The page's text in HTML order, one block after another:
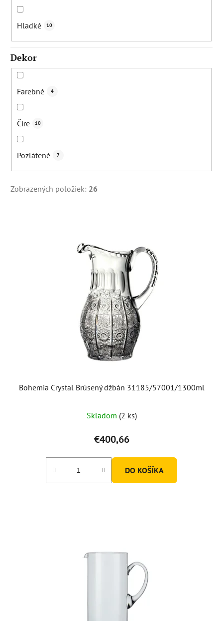
Hladké 10
Dekor
Farebné 4
Číre 10
Pozlátené 7
Zobrazených položiek: 26
Bohemia Crystal Brúsený džbán 31185/57001/1300ml
Skladom (2 ks)
€400,66
DO KOŠÍKA